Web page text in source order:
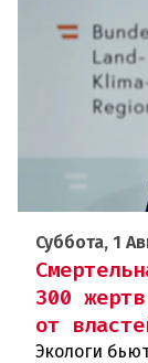
Суббота, 1
300
от
Экологи